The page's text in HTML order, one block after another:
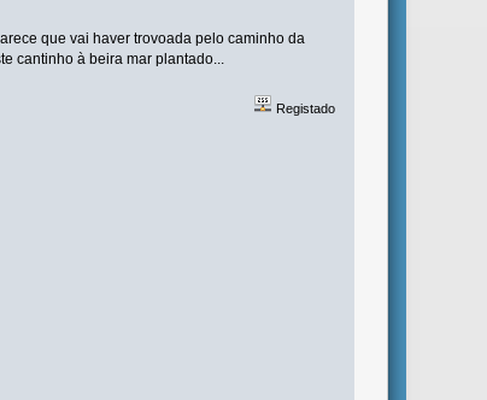
que vai haver trovoada pelo caminho da
cantinho à beira mar plantado...
Registado